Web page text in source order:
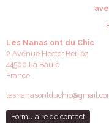
Les Nanas ont du Chic
2 Avenue Hector Berlioz
44500 La Baule
France
Formulaire de contact